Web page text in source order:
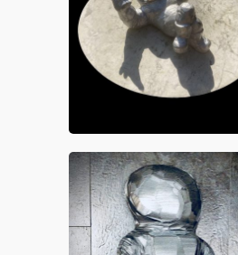
Galaxien reflektiert?